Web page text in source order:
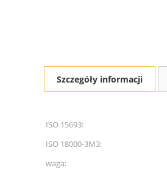
Szczegóły informacji
ISO 15693:
ISO 18000-3M3:
waga: